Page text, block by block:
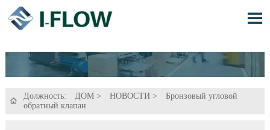


Должность: ДОМ> НОВОСТИ>
Бронзовый угловой
обратный клапан